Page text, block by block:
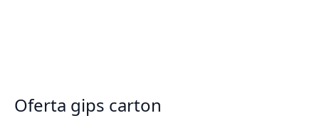
Oferta gips carton